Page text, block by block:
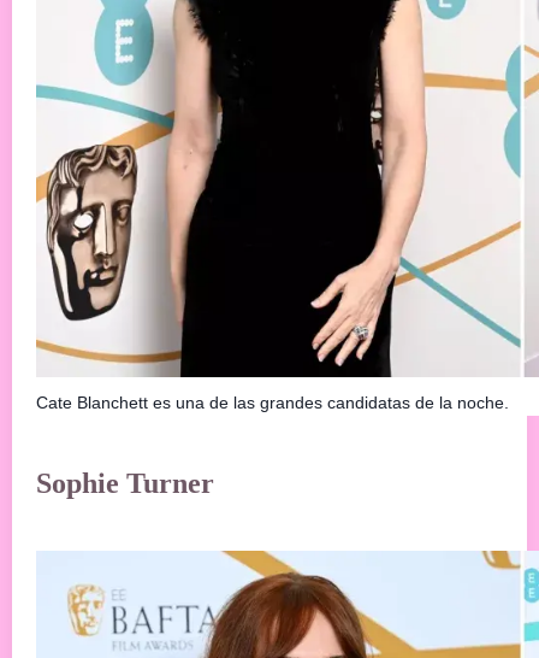
Cate Blanchett es una de las grandes candidatas de la noche.
Sophie Turner